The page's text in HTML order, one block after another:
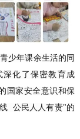
少年课余生活的同
深化了保密教育成
国家安全意识和保
公民人人有责"的